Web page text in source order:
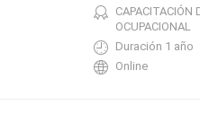
CAPACITACIÓN
OCUPACIONAL
Duración 1 año
Online